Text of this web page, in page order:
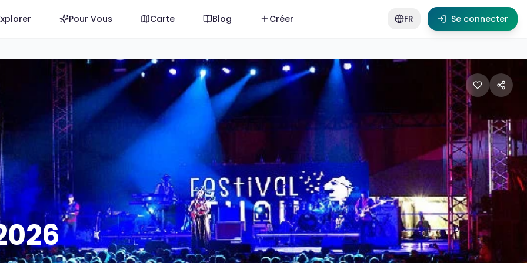
Pour Vous Carte Blog Créer FR Se connecter
de la lagune pour la 36e édition du Festival de Thau 2026. Ce rendez-vous incontournable des